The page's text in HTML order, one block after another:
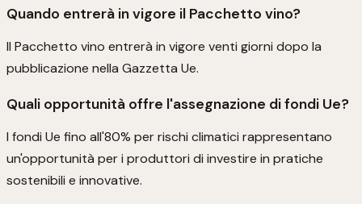
Quando entrerà in vigore il Pacchetto vino?
Il Pacchetto vino entrerà in vigore venti giorni dopo la
pubblicazione nella Gazzetta Ue.
Quali opportunità offre l'assegnazione di fondi Ue?
I fondi Ue fino all'80% per rischi climatici rappresentano
un'opportunità per i produttori di investire in pratiche
sostenibili e innovative.